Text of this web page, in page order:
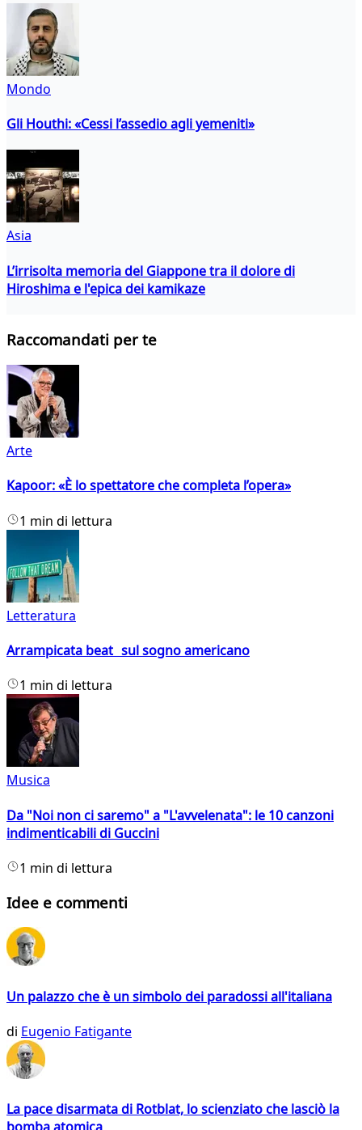
Mondo
Gli Houthi: «Cessi l’assedio agli yemeniti»
Asia
L’irrisolta memoria del Giappone tra il dolore di
Hiroshima e l'epica dei kamikaze
Raccomandati per te
Arte
Kapoor: «È lo spettatore che completa l’opera»
1 min di lettura
Letteratura
Arrampicata beat sul sogno americano
1 min di lettura
Musica
Da "Noi non ci saremo" a "L'avvelenata": le 10 canzoni
indimenticabili di Guccini
1 min di lettura
Idee e commenti
Un palazzo che è un simbolo dei paradossi all'italiana
di Eugenio Fatigante
La pace disarmata di Rotblat, lo scienziato che lasciò la